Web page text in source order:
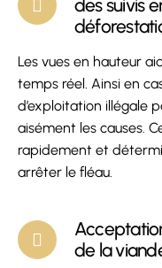
des suivis
Les vues en hauteur
temps réel. Ainsi en
d’exploitation illégale
aisément les causes.
rapidement et
arrêter le fléau.
de la